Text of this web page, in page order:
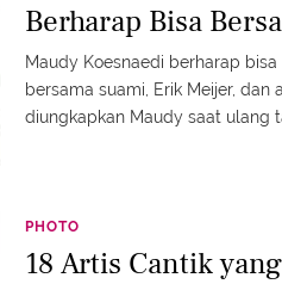
Berharap Bisa
Maudy Koesnaedi berharap
bersama suami, Erik Meijer, dan
diungkapkan Maudy saat ulang
PHOTO
18 Artis Cantik